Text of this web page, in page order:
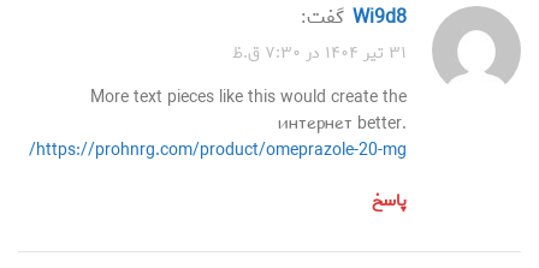
wi9d8 گفت:
۳۱ تیر ۱۴۰۴ در ۷:۳۰ ق.ظ
More text pieces like this would create the
интернет better.
https://prohnrg.com/product/omeprazole-20-mg/
پاسخ